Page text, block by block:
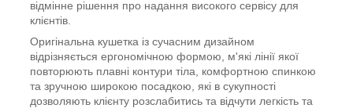
відмінне рішення про надання високого сервісу для
клієнтів.
Оригінальна кушетка із сучасним дизайном
відрізняється ергономічною формою, м'які лінії якої
повторюють плавні контури тіла, комфортною спинкою
та зручною широкою посадкою, які в сукупності
дозволяють клієнту розслабитись та відчути легкість та